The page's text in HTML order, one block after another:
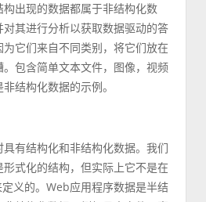
出现的数据都属于非结构化数
其进行分析以获取数据驱动的答
它们来自不同类别，将它们放在
包含简单文本文件，图像，视频
结构化数据的示例。
有结构化和非结构化数据。我们
式化的结构，但实际上它不是在
义的。Web应用程序数据是半结